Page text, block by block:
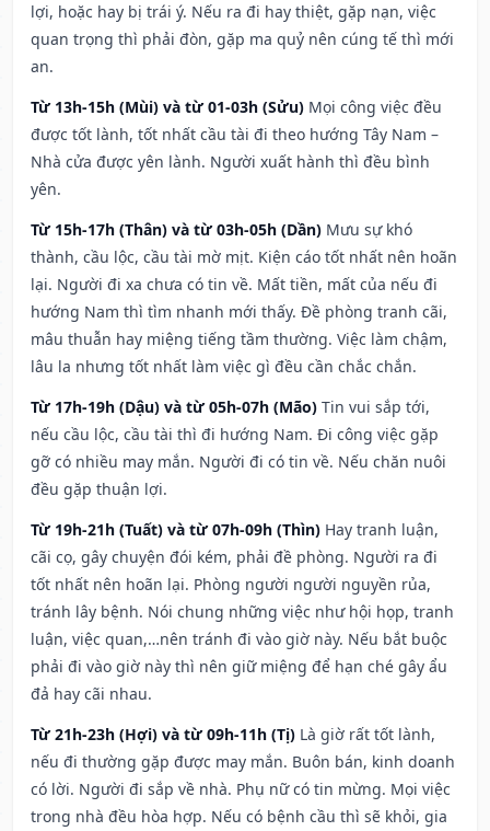
lợi, hoặc hay bị trái ý. Nếu ra đi hay thiệt, gặp nạn, việc
quan trọng thì phải đòn, gặp ma quỷ nên cúng tế thì mới
an.
Từ 13h-15h (Mùi) và từ 01-03h (Sửu) Mọi công việc đều
được tốt lành, tốt nhất cầu tài đi theo hướng Tây Nam –
Nhà cửa được yên lành. Người xuất hành thì đều bình
yên.
Từ 15h-17h (Thân) và từ 03h-05h (Dần) Mưu sự khó
thành, cầu lộc, cầu tài mờ mịt. Kiện cáo tốt nhất nên hoãn
lại. Người đi xa chưa có tin về. Mất tiền, mất của nếu đi
hướng Nam thì tìm nhanh mới thấy. Đề phòng tranh cãi,
mâu thuẫn hay miệng tiếng tầm thường. Việc làm chậm,
lâu la nhưng tốt nhất làm việc gì đều cần chắc chắn.
Từ 17h-19h (Dậu) và từ 05h-07h (Mão) Tin vui sắp tới,
nếu cầu lộc, cầu tài thì đi hướng Nam. Đi công việc gặp
gỡ có nhiều may mắn. Người đi có tin về. Nếu chăn nuôi
đều gặp thuận lợi.
Từ 19h-21h (Tuất) và từ 07h-09h (Thìn) Hay tranh luận,
cãi cọ, gây chuyện đói kém, phải đề phòng. Người ra đi
tốt nhất nên hoãn lại. Phòng người người nguyền rủa,
tránh lây bệnh. Nói chung những việc như hội họp, tranh
luận, việc quan,…nên tránh đi vào giờ này. Nếu bắt buộc
phải đi vào giờ này thì nên giữ miệng để hạn ché gây ẩu
đả hay cãi nhau.
Từ 21h-23h (Hợi) và từ 09h-11h (Tị) Là giờ rất tốt lành,
nếu đi thường gặp được may mắn. Buôn bán, kinh doanh
có lời. Người đi sắp về nhà. Phụ nữ có tin mừng. Mọi việc
trong nhà đều hòa hợp. Nếu có bệnh cầu thì sẽ khỏi, gia